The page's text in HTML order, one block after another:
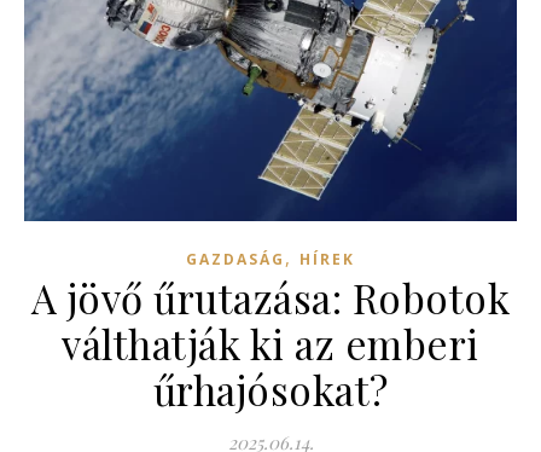
GAZDASÁG , HÍREK
A jövő űrutazása: Robotok
válthatják ki az emberi
űrhajósokat?
2025.06.14.